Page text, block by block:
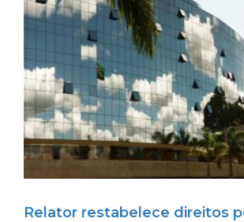
Relator restabelece direitos